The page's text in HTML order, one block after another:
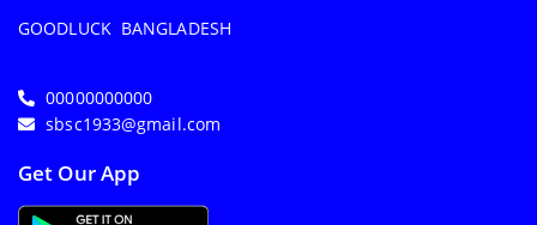
GOODLUCK BANGLADESH
00000000000
sbsc1933@gmail.com
Get Our App